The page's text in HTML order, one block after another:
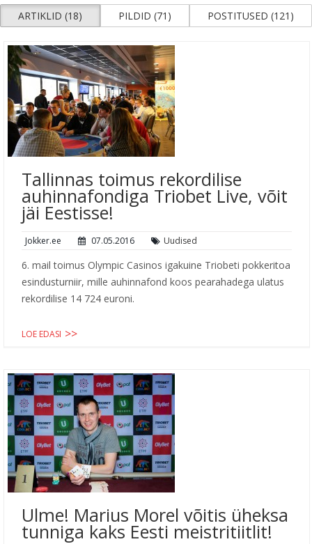
ARTIKLID (18) PILDID (71) POSTITUSED (121)
Tallinnas toimus rekordilise
auhinnafondiga Triobet Live, võit
jäi Eestisse!
Jokker.ee 07.05.2016 Uudised
6. mail toimus Olympic Casinos igakuine Triobeti pokkeritoa
esindusturniir, mille auhinnafond koos pearahadega ulatus
rekordilise 14 724 euroni.
LOE EDASI
Ulme! Marius Morel võitis üheksa
tunniga kaks Eesti meistritiitlit!